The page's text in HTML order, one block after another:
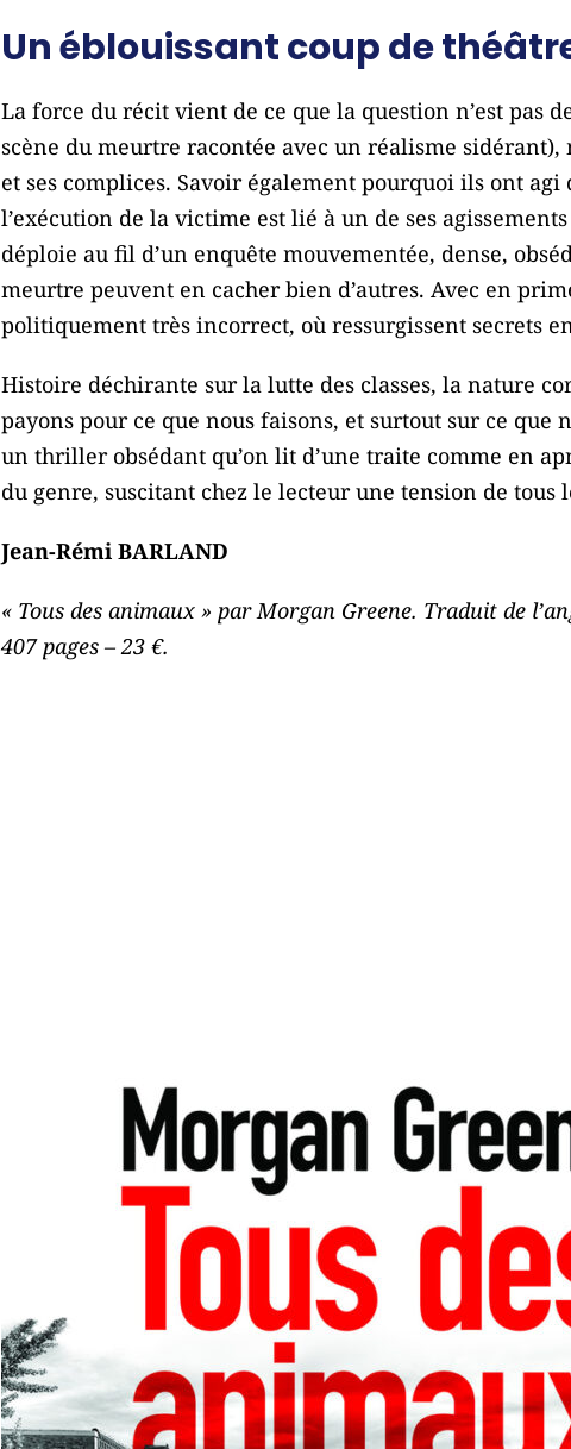
Un éblouissant coup de
La force du récit vient de ce que la question n’est pas
scène du meurtre racontée avec un réalisme
et ses complices. Savoir également pourquoi ils ont
l’exécution de la victime est lié à un de ses
déploie au fil d’un enquête mouvementée, dense,
meurtre peuvent en cacher bien d’autres. Avec en
politiquement très incorrect, où ressurgissent secrets
Histoire déchirante sur la lutte des classes, la nature
payons pour ce que nous faisons, et surtout sur ce que
un thriller obsédant qu’on lit d’une traite comme en
du genre, suscitant chez le lecteur une tension de tous
Jean-Rémi BARLAND
« Tous des animaux » par Morgan Greene. Traduit de
407 pages – 23 €.